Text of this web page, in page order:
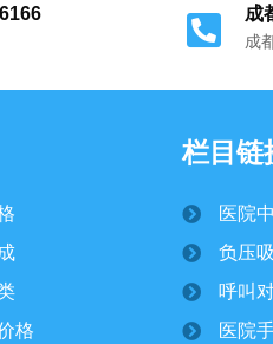
成
成
格
栏目链
医院
负压
呼叫
医院